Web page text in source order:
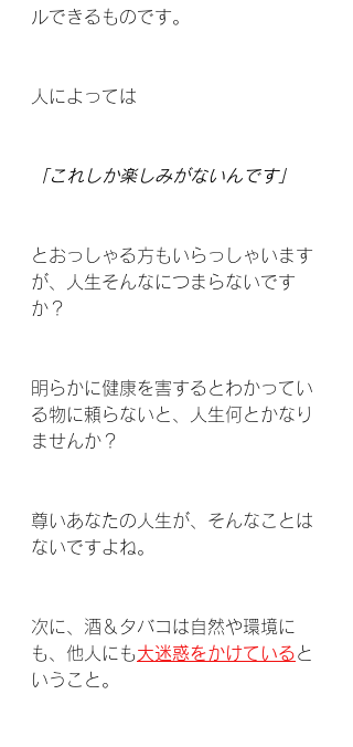
ルできるものです。
人によっては
「これしか楽しみがないんです」
とおっしゃる方もいらっしゃいます
が、人生そんなにつまらないです
か？
明らかに健康を害するとわかってい
る物に頼らないと、人生何とかなり
ませんか？
尊いあなたの人生が、そんなことは
ないですよね。
次に、酒＆タバコは自然や環境に
も、他人にも大迷惑をかけていると
いうこと。